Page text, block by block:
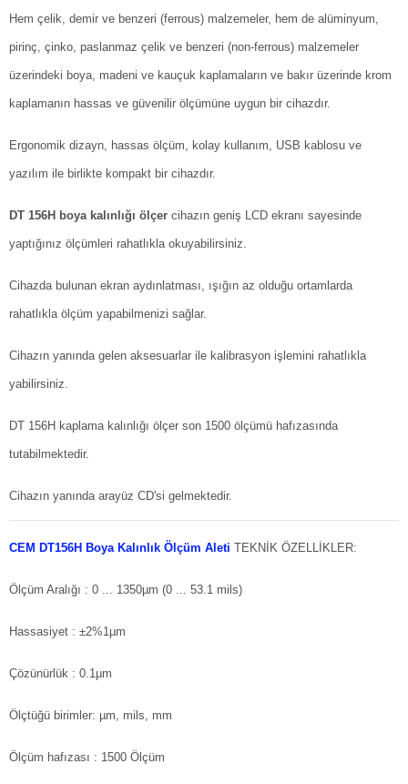
Hem çelik, demir ve benzeri (ferrous) malzemeler, hem de alüminyum,
pirinç, çinko, paslanmaz çelik ve benzeri (non-ferrous) malzemeler
üzerindeki boya, madeni ve kauçuk kaplamaların ve bakır üzerinde krom
kaplamanın hassas ve güvenilir ölçümüne uygun bir cihazdır.
Ergonomik dizayn, hassas ölçüm, kolay kullanım, USB kablosu ve
yazılım ile birlikte kompakt bir cihazdır.
DT 156H boya kalınlığı ölçer cihazın geniş LCD ekranı sayesinde
yaptığınız ölçümleri rahatlıkla okuyabilirsiniz.
Cihazda bulunan ekran aydınlatması, ışığın az olduğu ortamlarda
rahatlıkla ölçüm yapabilmenizi sağlar.
Cihazın yanında gelen aksesuarlar ile kalibrasyon işlemini rahatlıkla
yabilirsiniz.
DT 156H kaplama kalınlığı ölçer son 1500 ölçümü hafızasında
tutabilmektedir.
Cihazın yanında arayüz CD'si gelmektedir.
CEM DT156H Boya Kalınlık Ölçüm Aleti TEKNİK ÖZELLİKLER:
Ölçüm Aralığı : 0 ... 1350µm (0 ... 53.1 mils)
Hassasiyet : ±2%1µm
Çözünürlük : 0.1µm
Ölçtüğü birimler: µm, mils, mm
Ölçüm hafızası : 1500 Ölçüm